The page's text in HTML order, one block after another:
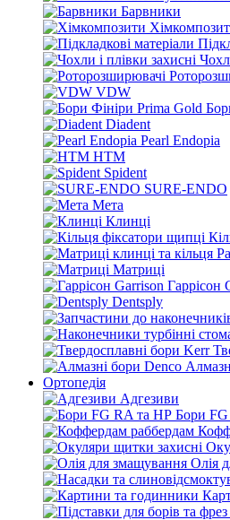
Барвники
VDW
Diadent
Pearl Endopia
HTM
Spident
SURE-ENDO
Мета
Клинці
Матриці
Гаррісон
Dentsply
Ортопедія
Адгезиви
Бори
Олія